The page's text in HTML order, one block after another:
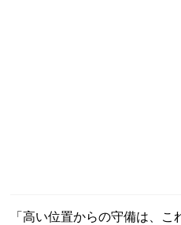
「高い位置からの守備は、